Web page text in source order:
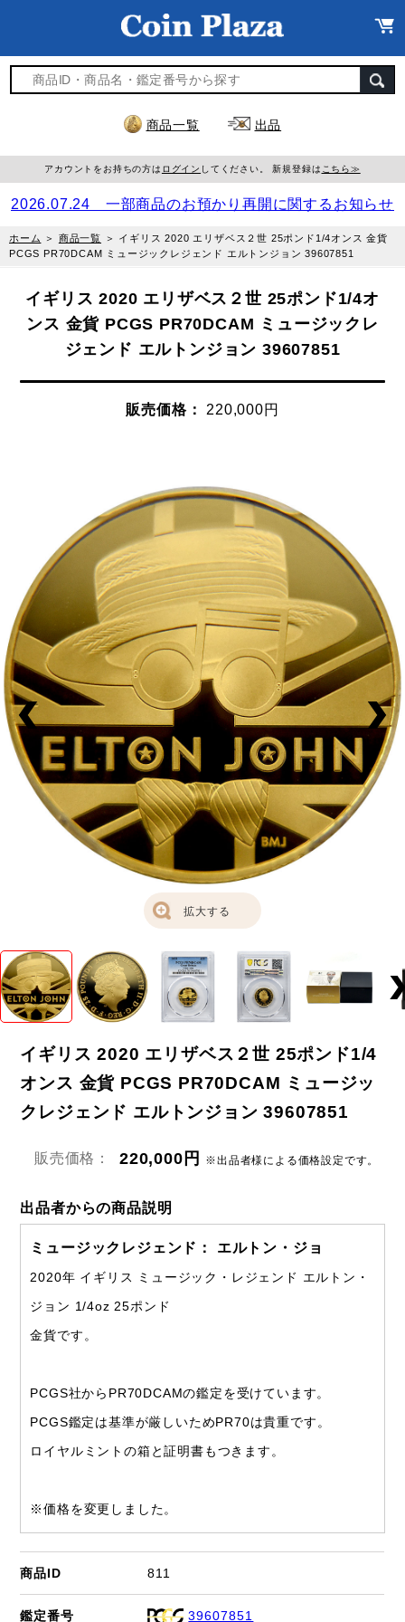
商品一覧 出品
アカウントをお持ちの方は ログイン してください。 新規登録は こちら≫
2026.07.24 一部商品のお預かり再開に関するお知らせ
ホーム ＞ 商品一覧 ＞ イギリス 2020 エリザベス２世 25ポンド1/4オンス 金貨
PCGS PR70DCAM ミュージックレジェンド エルトンジョン 39607851
イギリス 2020 エリザベス２世 25ポンド1/4オ
ンス 金貨 PCGS PR70DCAM ミュージックレ
ジェンド エルトンジョン 39607851
販売価格： 220,000円
拡大する
イギリス 2020 エリザベス２世 25ポンド1/4
オンス 金貨 PCGS PR70DCAM ミュージッ
クレジェンド エルトンジョン 39607851
販売価格： 220,000円 ※出品者様による価格設定です。
出品者からの商品説明
ミュージックレジェンド： エルトン・ジョ
2020年 イギリス ミュージック・レジェンド エルトン・
ジョン 1/4oz 25ポンド
金貨です。
PCGS社からPR70DCAMの鑑定を受けています。
PCGS鑑定は基準が厳しいためPR70は貴重です。
ロイヤルミントの箱と証明書もつきます。
※価格を変更しました。
商品ID 811
鑑定番号 39607851